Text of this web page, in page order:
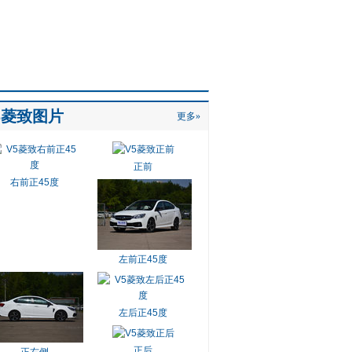
更多»
致图片
右前正45度
正前
左前正45度
左后正45度